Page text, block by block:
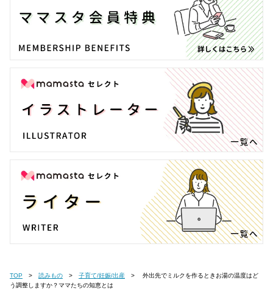
TOP 読みもの 子育て/妊娠/出産
う調整しますか？ママたちの知恵とは